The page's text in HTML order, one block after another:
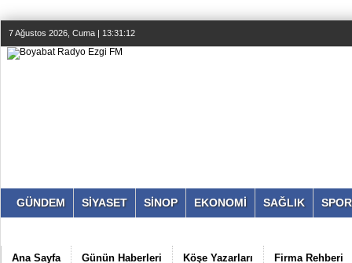
7 Ağustos 2026, Cuma | 13:31:12
GÜNDEM SİYASET SİNOP EKONOMİ SAĞLIK SPOR
Ana Sayfa Günün Haberleri Köşe Yazarları Firma Rehberi